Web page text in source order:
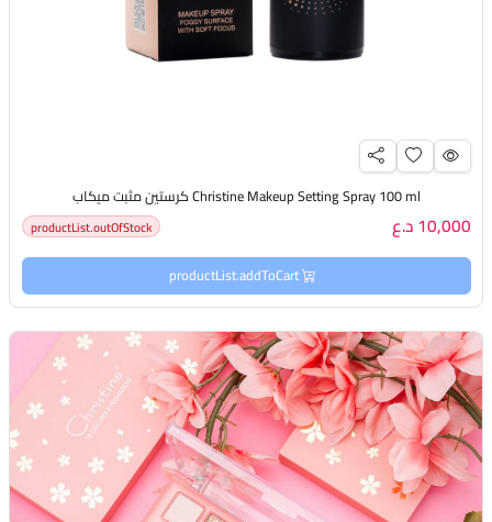
Christine Makeup Setting Spray 100 ml كرستين مثبت ميكاب
10,000 د.ع productList.outOfStock
productList.addToCart